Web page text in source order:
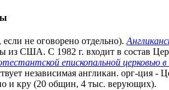
не оговорено отдельно).
из США. С 1982 г. входит в состав
епископальной церковью
независимая англикан. орг-ция -
и кру (20 общин, 4 тыс. верующих).